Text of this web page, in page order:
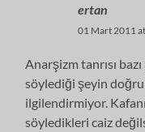
ertan
01 Mart 2011
Anarşizm tanrısı
söylediği şeyin doğru
ilgilendirmiyor.
söyledikleri caiz